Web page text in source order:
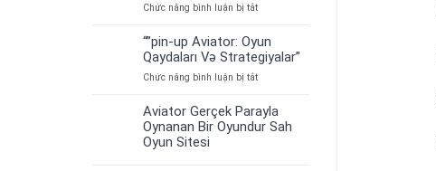
Chức năng bình luận bị tắtở
Aviator:
Oyun
Qaydaları
Strategiyalar”
“”pin-up Aviator: Oyun
Qaydaları Və Strategiyalar”
Chức năng bình luận bị tắtở
Aviator:
Oyun
Aviator Gerçek Parayla
Oynanan Bir Oyundur Sah
Oyun Sitesi